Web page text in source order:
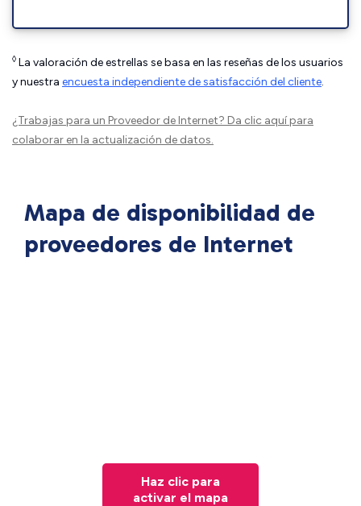
◊ La valoración de estrellas se basa en las reseñas de los usuarios
y nuestra encuesta independiente de satisfacción del cliente.
¿Trabajas para un Proveedor de Internet? Da clic aquípara
colaborar en la actualización de datos.
Mapa de disponibilidad de
proveedores de Internet
Haz clic para
activar el mapa